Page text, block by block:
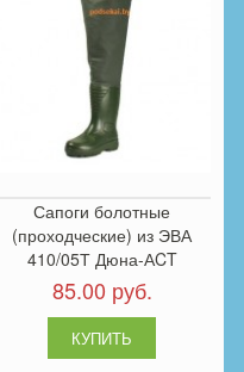
Сапоги болотные
(проходческие) из ЭВА
410/05Т Дюна-АCT
85.00 руб.